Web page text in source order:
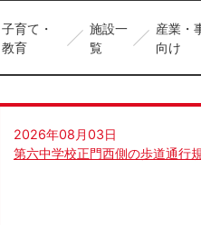
子育て・
教育
施設一
覧
産業・
向け
2026年08月03日
第六中学校正門西側の歩道通行